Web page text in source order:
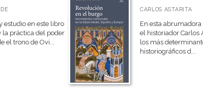
estudio en este libro
la práctica del poder
el trono de Ovi...
CARLOS ASTARITA
En esta
el historiador Carlos
los más
historiográficos d...